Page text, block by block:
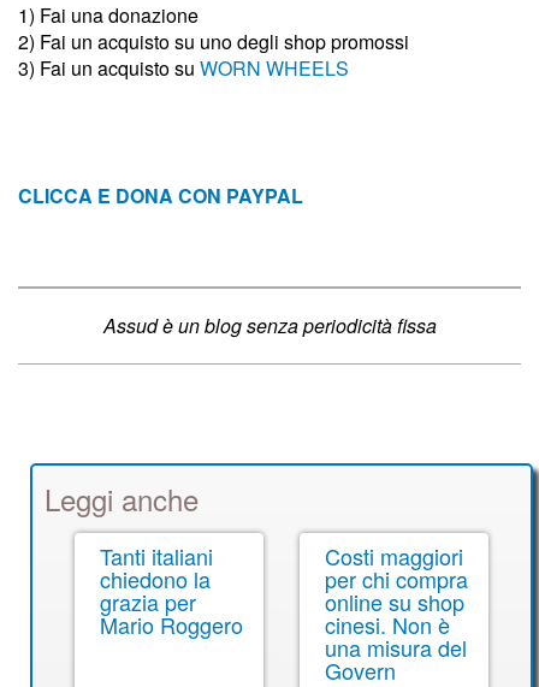
1) Fai una donazione
2) Fai un acquisto su uno degli shop promossi
3) Fai un acquisto su WORN WHEELS
CLICCA E DONA CON PAYPAL
Assud è un blog senza periodicità fissa
Leggi anche
Tanti italiani
chiedono la
grazia per
Mario Roggero
Costi maggiori
per chi compra
online su shop
cinesi. Non è
una misura del
Govern